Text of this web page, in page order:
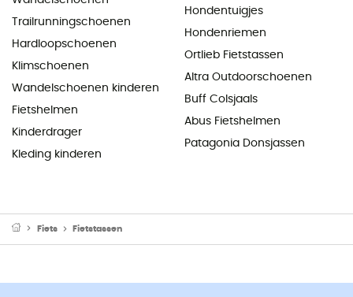
Trailrunningschoenen
Hardloopschoenen
Klimschoenen
Wandelschoenen kinderen
Fietshelmen
Kinderdrager
Kleding kinderen
Hondentuigjes
Hondenriemen
Ortlieb Fietstassen
Altra Outdoorschoenen
Buff Colsjaals
Abus Fietshelmen
Patagonia Donsjassen
Fiets Fietstassen